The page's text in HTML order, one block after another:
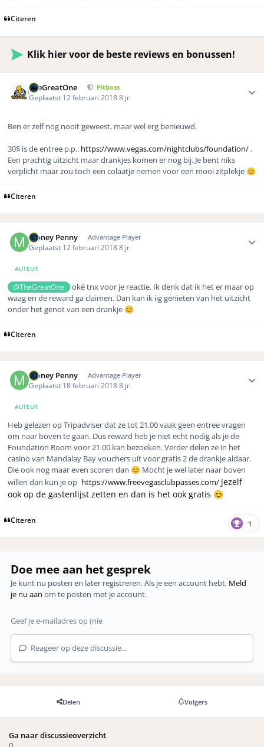
Citeren
Klik hier voor de beste reviews en bonussen!
TheGreatOne Pitboss
Geplaatst 12 februari 20188 jr
Ben er zelf nog nooit geweest, maar wel erg benieuwd.
30$ is de entree p.p.: https://www.vegas.com/nightclubs/foundation/ .
Een prachtig uitzicht maar drankjes komen er nog bij. Je bent niks
verplicht maar zou toch een colaatje nemen voor een mooi zitplekje 😊
Citeren
Money Penny Advantage Player
Geplaatst 12 februari 20188 jr
AUTEUR
@TheGreatOne
oké tnx voor je reactie. Ik denk dat ik het er maar op
waag en de reward ga claimen. Dan kan ik iig genieten van het uitzicht
onder het genot van een drankje 😊
Citeren
Money Penny Advantage Player
Geplaatst 18 februari 20188 jr
AUTEUR
Heb gelezen op Tripadviser dat ze tot 21.00 vaak geen entree vragen
om naar boven te gaan. Dus reward heb je niet echt nodig als je de
Foundation Room voor 21.00 kan bezoeken. Verder delen ze in het
casino van Mandalay Bay vouchers uit voor gratis 2 de drankje aldaar.
Die ook nog maar even scoren dan 😊 Mocht je wel later naar boven
willen dan kun je op https://www.freevegasclubpasses.com/ jezelf
ook op de gastenlijst zetten en dan is het ook gratis 😊
Citeren 1
Doe mee aan het gesprek
Je kunt nu posten en later registreren. Als je een account hebt, Meld
je nu aan om te posten met je account.
Reageer op deze discussie...
Delen Volgers
Ga naar discussieoverzicht